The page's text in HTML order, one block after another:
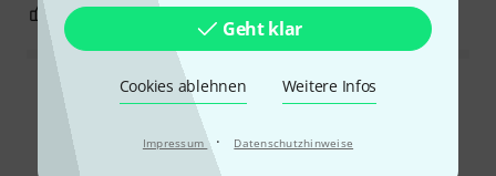
Geht klar
Cookies ablehnen Weitere Infos
Impressum · Datenschutzhinweise
0
Alle Bewertungen lesen